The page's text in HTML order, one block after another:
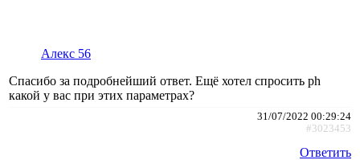
Алекс 56
Спасибо за подробнейший ответ. Ещё хотел спросить ph
какой у вас при этих параметрах?
31/07/2022 00:29:24
#3023453
Ответить